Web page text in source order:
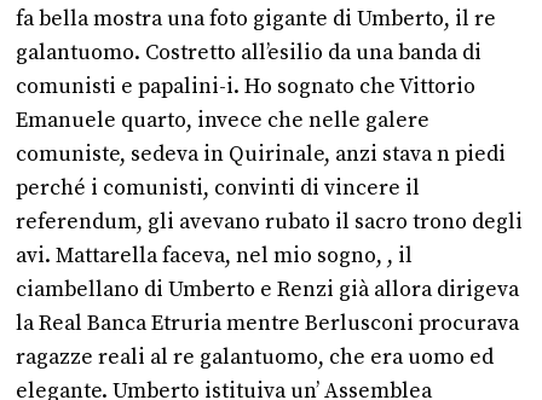
fa bella mostra una foto gigante di Umberto, il re
galantuomo. Costretto all’esilio da una banda di
comunisti e papalini-i. Ho sognato che Vittorio
Emanuele quarto, invece che nelle galere
comuniste, sedeva in Quirinale, anzi stava n piedi
perché i comunisti, convinti di vincere il
referendum, gli avevano rubato il sacro trono degli
avi. Mattarella faceva, nel mio sogno, , il
ciambellano di Umberto e Renzi già allora dirigeva
la Real Banca Etruria mentre Berlusconi procurava
ragazze reali al re galantuomo, che era uomo ed
elegante. Umberto istituiva un’ Assemblea